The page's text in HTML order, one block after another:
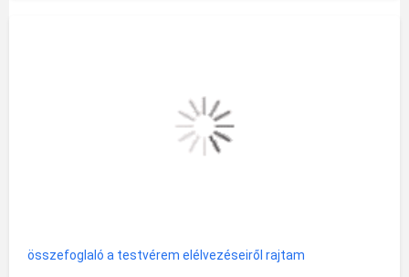
összefoglaló a testvérem elélvezéseiről rajtam